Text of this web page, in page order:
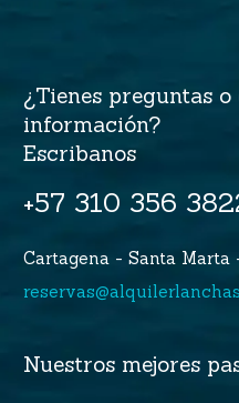
¿Tienes preguntas o
información?
Escribanos
+57 310 356
Cartagena - Santa Marta
Nuestros mejores